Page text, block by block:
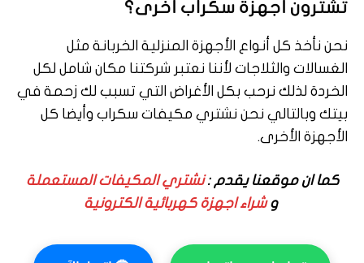
تشترون أجهزة سكراب أخرى؟
نحن نأخذ كل أنواع الأجهزة المنزلية الخربانة مثل
الغسالات والثلاجات لأننا نعتبر شركتنا مكان شامل لكل
الخردة لذلك نرحب بكل الأغراض التي تسبب لك زحمة في
بيتك وبالتالي نحن نشتري مكيفات سكراب وأيضا كل
الأجهزة الأخرى.
كما ان موقعنا يقدم :نشتري المكيفات المستعملة
وشراء اجهزة كهربائية الكترونية